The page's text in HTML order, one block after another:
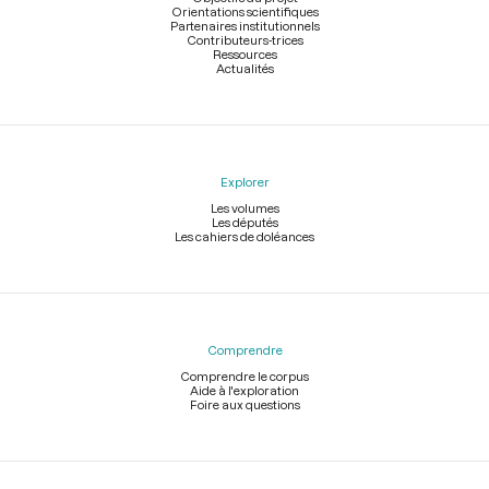
Orientations scientifiques
Partenaires institutionnels
Contributeurs-trices
Ressources
Actualités
Explorer
Les volumes
Les députés
Les cahiers de doléances
Comprendre
Comprendre le corpus
Aide à l'exploration
Foire aux questions